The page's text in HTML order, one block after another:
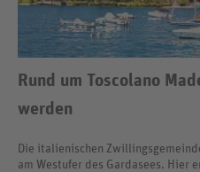
Rund um Toscolano
werden
Die italienischen
am Westufer des Gardasees. Hier